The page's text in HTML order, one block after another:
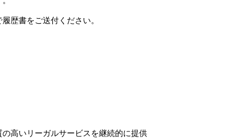
歴書をご送付ください。
高いリーガルサービスを継続的に提供